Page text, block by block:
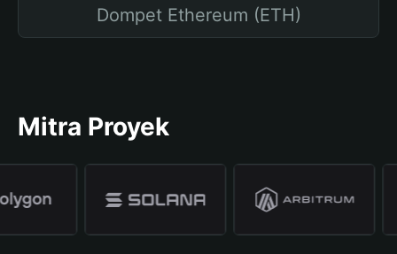
Dompet Ethereum (ETH)
Mitra Proyek